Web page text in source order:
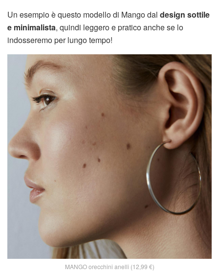
Un esempio è questo modello di Mango dal design sottile
e minimalista, quindi leggero e pratico anche se lo
indosseremo per lungo tempo!
MANGO orecchini anelli (12,99 €)